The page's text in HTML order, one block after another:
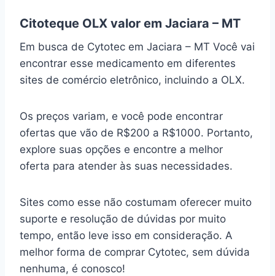
Citoteque OLX valor em Jaciara – MT
Em busca de Cytotec em Jaciara – MT Você vai
encontrar esse medicamento em diferentes
sites de comércio eletrônico, incluindo a OLX.
Os preços variam, e você pode encontrar
ofertas que vão de R$200 a R$1000. Portanto,
explore suas opções e encontre a melhor
oferta para atender às suas necessidades.
Sites como esse não costumam oferecer muito
suporte e resolução de dúvidas por muito
tempo, então leve isso em consideração. A
melhor forma de comprar Cytotec, sem dúvida
nenhuma, é conosco!